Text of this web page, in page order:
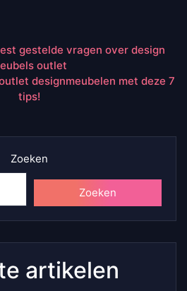
gestelde vragen over design
outlet
designmeubelen met deze 7
tips!
Zoeken
Zoeken
artikelen